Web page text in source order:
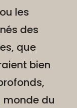
les
des
que
bien
du